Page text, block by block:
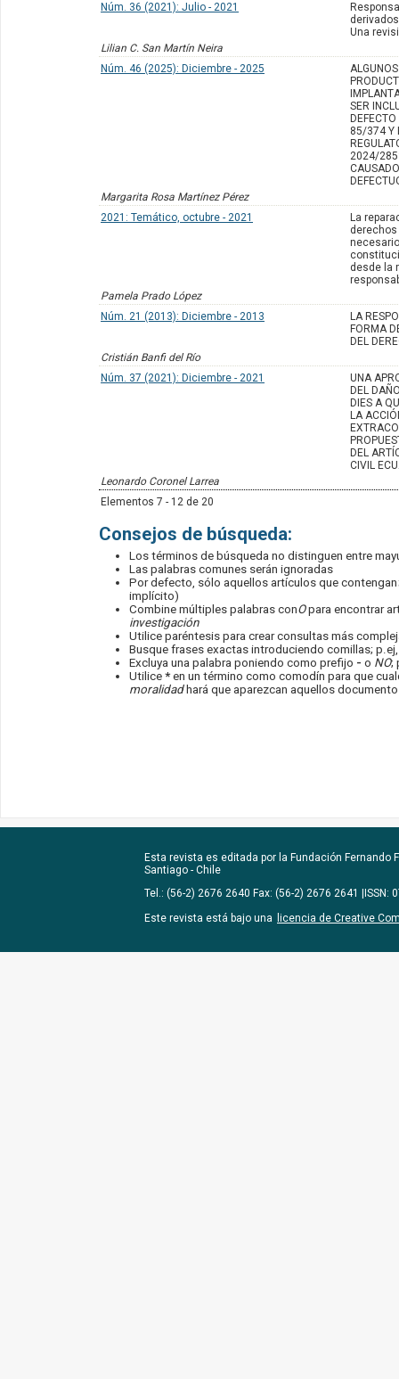
Núm. 36 (2021): Julio - 2021
Una
Lilian C. San Martín Neira
Núm. 46 (2025): Diciembre - 2025
SER
85/374 Y
2024/
Margarita Rosa Martínez Pérez
2021: Temático, octubre - 2021
La
desde la
Pamela Prado López
Núm. 21 (2013): Diciembre - 2013
LA
FORMA
DEL
Cristián Banfi del Río
Núm. 37 (2021): Diciembre - 2021
UNA
DEL
DIES A
LA
DEL
CIVIL
Leonardo Coronel Larrea
Elementos 7 - 12 de 20
Consejos de búsqueda:
Los términos de búsqueda no distinguen entre
Las palabras comunes serán ignoradas
Por defecto, sólo aquellos artículos que contengan
implícito)
Combine múltiples palabras conOpara encontrar
investigación
Utilice paréntesis para crear consultas más
Busque frases exactas introduciendo comillas;
Excluya una palabra poniendo como prefijo - o NO;
Utilice *en un término como comodín para que
moralidadhará que aparezcan aquellos
Esta revista es editada por la Fundación Fernando
Santiago - Chile
Tel.: (56-2) 2676 2640 Fax: (56-2) 2676 2641 |ISSN:
Este revista está bajo una
licencia de Creative